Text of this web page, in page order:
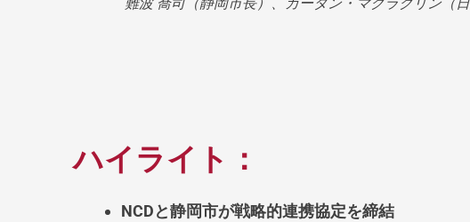
ハイライト：
NCDと静岡市が戦略的連携協定を締結